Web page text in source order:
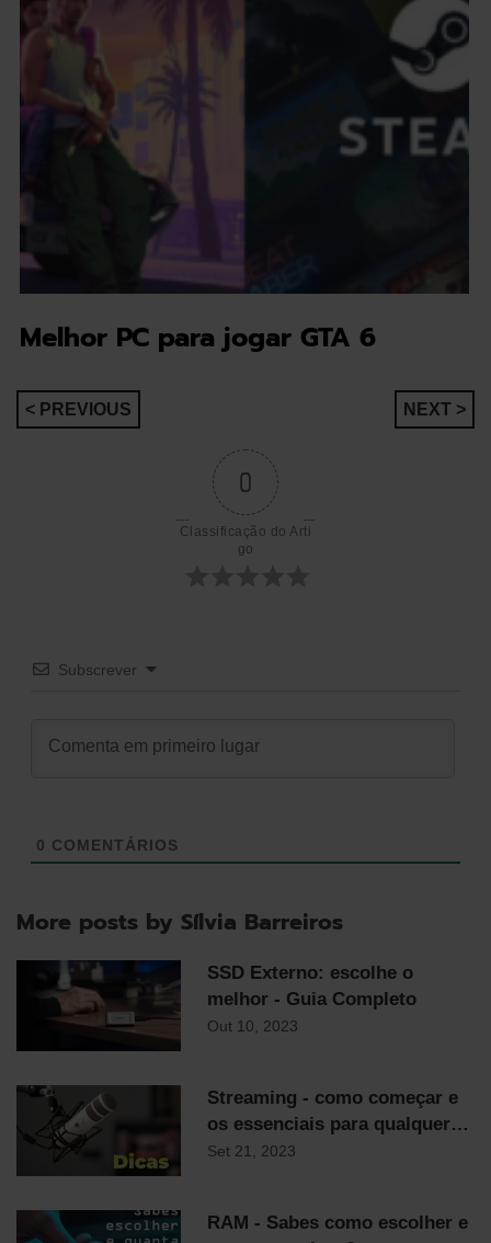
Melhor PC para jogar GTA 6
Navegação
< PREVIOUS NEXT >
0
Classificação do Arti
go
Subscrever
0 COMENTÁRIOS
More posts by Sílvia Barreiros
SSD Externo: escolhe o
melhor - Guia Completo
Out 10, 2023
Streaming - como começar e
os essenciais para qualquer
streamer
Set 21, 2023
RAM - Sabes como escolher e